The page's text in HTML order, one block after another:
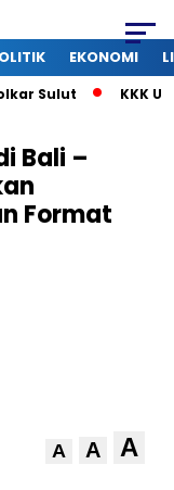
EKONOMI
Sulut KKK
Bali –
Format
A A A